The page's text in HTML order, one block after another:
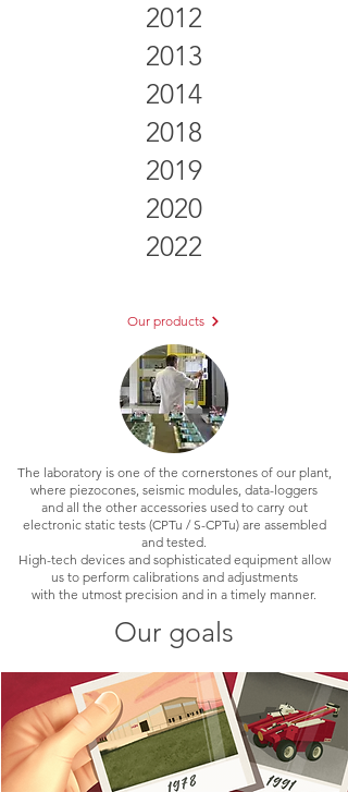
2012
2013
2014
2018
2019
2020
2022
Our products
The laboratory is one of the cornerstones of our plant,
where piezocones, seismic modules, data-loggers
and all the other accessories used to carry out
electronic static tests (CPTu / S-CPTu) are assembled
and tested.
High-tech devices and sophisticated equipment allow
us to perform calibrations and adjustments
with the utmost precision and in a timely manner.
Our goals